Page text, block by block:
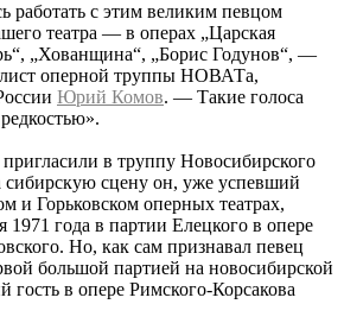
работать с этим великим певцом
театра — в операх „Царская
„Хованщина“, „Борис Годунов“, —
оперной труппы НОВАТа,
Юрий Комов. — Такие голоса
в труппу Новосибирского
сибирскую сцену он, уже успевший
и Горьковском оперных театрах,
года в партии Елецкого в опере
Но, как сам признавал певец
большой партией на новосибирской
гость в опере Римского-Корсакова